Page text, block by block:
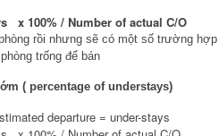
x 100% / Number of actual C/O
rồi nhưng sẽ có một số trường
trống để bán
( percentage of understays)
departure = under-stays